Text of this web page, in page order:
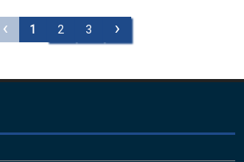
‹ 1 2 3 ›